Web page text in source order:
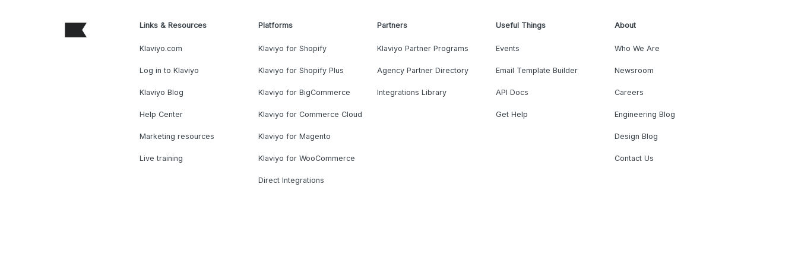
Links & Resources
Klaviyo.com
Log in to Klaviyo
Klaviyo Blog
Help Center
Marketing resources
Live training
Platforms
Klaviyo for Shopify
Klaviyo for Shopify Plus
Klaviyo for BigCommerce
Klaviyo for Commerce Cloud
Klaviyo for Magento
Klaviyo for WooCommerce
Direct Integrations
Partners
Klaviyo Partner Programs
Agency Partner Directory
Integrations Library
Useful Things
Events
Email Template Builder
API Docs
Get Help
About
Who We Are
Newsroom
Careers
Engineering Blog
Design Blog
Contact Us